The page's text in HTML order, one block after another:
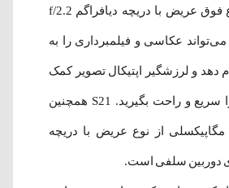
مگاپیکسلی از نوع فوق عریض با دریچه دیافراگم f/2.2
عکاسی و فیلمبرداری را به
دهد و لرزشگیر اپتیکال تصویر کمک
می‌کند عکس‌ها را سریع و راحت بگیرید. S21 همچنین
دارای یک لنز 10 مگاپیکسلی از نوع عریض با دریچه